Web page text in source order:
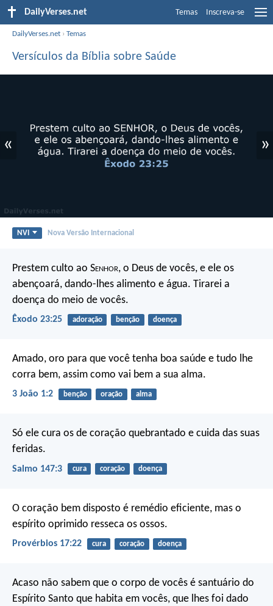
DailyVerses.net Temas Inscreva-se
DailyVerses.net ›Temas
Versículos da Bíblia sobre Saúde
« »
NVI Nova Versão Internacional
Prestem culto ao Senhor, o Deus de vocês, e ele os
abençoará, dando-lhes alimento e água. Tirarei a
doença do meio de vocês.
Êxodo 23:25 adoração benção doença
Amado, oro para que você tenha boa saúde e tudo lhe
corra bem, assim como vai bem a sua alma.
3 João 1:2 benção oração alma
Só ele cura os de coração quebrantado e cuida das suas
feridas.
Salmo 147:3 cura coração doença
O coração bem disposto é remédio eficiente, mas o
espírito oprimido resseca os ossos.
Provérbios 17:22 cura coração doença
Acaso não sabem que o corpo de vocês é santuário do
Espírito Santo que habita em vocês, que lhes foi dado